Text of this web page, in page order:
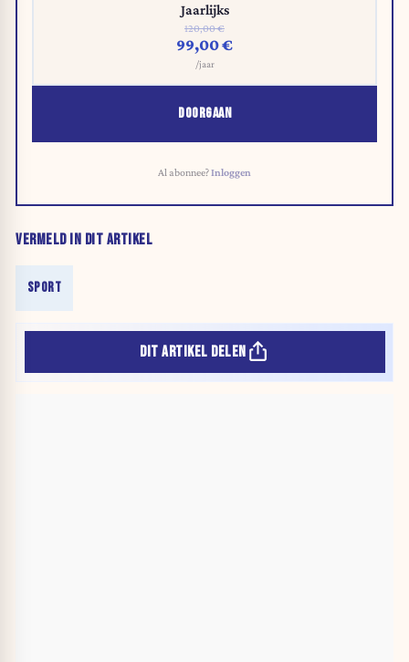
Jaarlijks
120,00 €
99,00 €
/jaar
DOORGAAN
Al abonnee?Inloggen
VERMELD IN DIT ARTIKEL
SPORT
DIT ARTIKEL DELEN